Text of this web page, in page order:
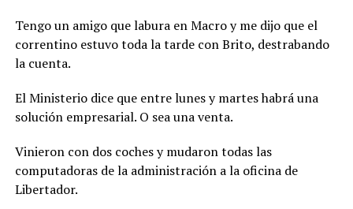
Tengo un amigo que labura en Macro y me dijo que el
correntino estuvo toda la tarde con Brito, destrabando
la cuenta.
El Ministerio dice que entre lunes y martes habrá una
solución empresarial. O sea una venta.
Vinieron con dos coches y mudaron todas las
computadoras de la administración a la oficina de
Libertador.